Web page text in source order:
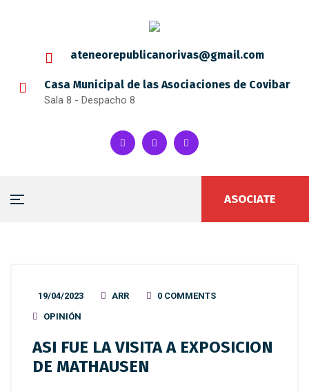
ateneorepublicanorivas@gmail.com
Casa Municipal de las Asociaciones de Covibar
Sala 8 - Despacho 8
ASOCIATE
19/04/2023 ARR
0 COMMENTS
OPINIÓN
ASI FUE LA VISITA A EXPOSICION
DE MATHAUSEN